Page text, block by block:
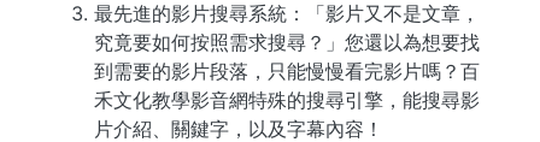
最先進的影片搜尋系統：「影片又不是文章，
究竟要如何按照需求搜尋？」您還以為想要找
到需要的影片段落，只能慢慢看完影片嗎？百
禾文化教學影音網特殊的搜尋引擎，能搜尋影
片介紹、關鍵字，以及字幕內容！